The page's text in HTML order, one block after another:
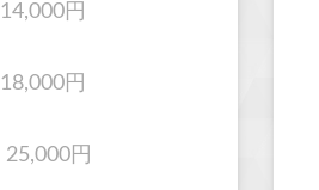
14,000円
18,000円
25,000円